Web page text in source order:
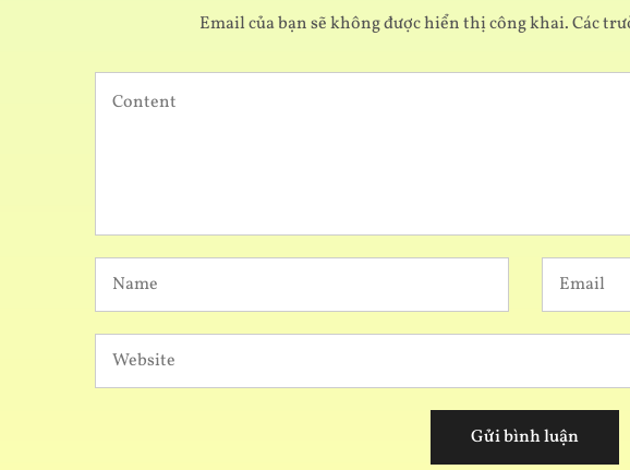
Email của bạn sẽ không được hiển thị công khai.Các